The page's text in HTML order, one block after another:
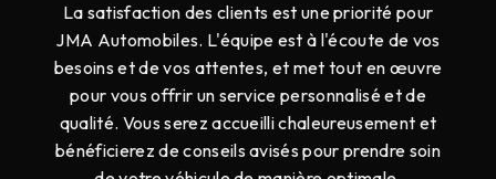
La satisfaction des clients est une priorité pour
JMA Automobiles. L'équipe est à l'écoute de vos
besoins et de vos attentes, et met tout en œuvre
pour vous offrir un service personnalisé et de
qualité. Vous serez accueilli chaleureusement et
bénéficierez de conseils avisés pour prendre soin